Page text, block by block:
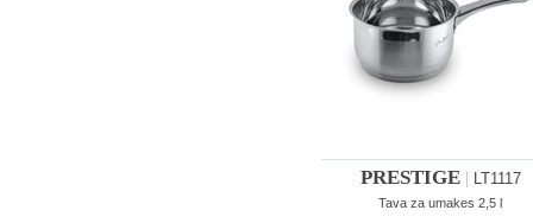
PRESTIGE| LT1117
Tava za umakes 2,5 l